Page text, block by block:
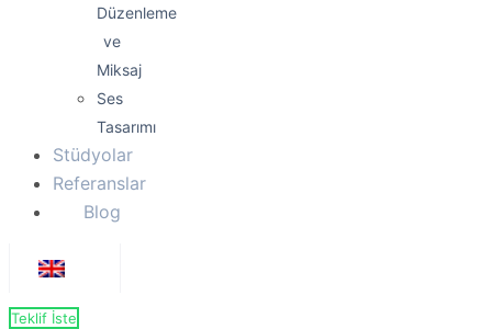
Düzenleme
ve
Miksaj
Ses
Tasarımı
Stüdyolar
Referanslar
Blog
Teklif İste